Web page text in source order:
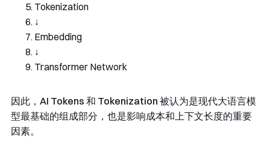
Tokenization
↓
Embedding
↓
Transformer Network
因此， AI Tokens 和 Tokenization 被认为是现代大语言模
型最基础的组成部分，也是影响成本和上下文长度的重要
因素。